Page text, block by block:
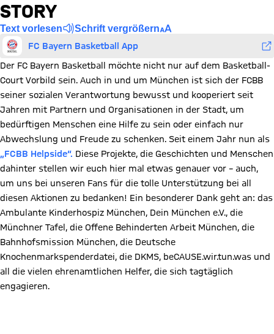
STORY
Text vorlesen Schrift vergrößern
FC Bayern Basketball App
Der FC Bayern Basketball möchte nicht nur auf dem Basketball-
Court Vorbild sein. Auch in und um München ist sich der FCBB
seiner sozialen Verantwortung bewusst und kooperiert seit
Jahren mit Partnern und Organisationen in der Stadt, um
bedürftigen Menschen eine Hilfe zu sein oder einfach nur
Abwechslung und Freude zu schenken. Seit einem Jahr nun als
„FCBB Helpside“. Diese Projekte, die Geschichten und Menschen
dahinter stellen wir euch hier mal etwas genauer vor – auch,
um uns bei unseren Fans für die tolle Unterstützung bei all
diesen Aktionen zu bedanken! Ein besonderer Dank geht an: das
Ambulante Kinderhospiz München, Dein München e.V., die
Münchner Tafel, die Offene Behinderten Arbeit München, die
Bahnhofsmission München, die Deutsche
Knochenmarkspenderdatei, die DKMS, beCAUSE.wir.tun.was und
all die vielen ehrenamtlichen Helfer, die sich tagtäglich
engagieren.